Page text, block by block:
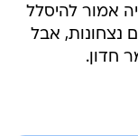
אמור להיסלל
נצחונות, אבל
חדון.